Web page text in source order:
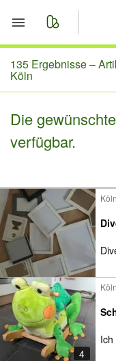
Start
Merkliste
Nachrichten
135 Ergebnisse –
Köln
Die
verfügbar.
Köln
4
Köln